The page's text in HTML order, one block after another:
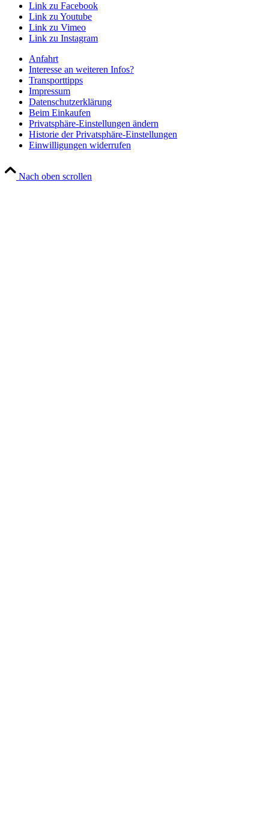
Link zu Facebook
Link zu Youtube
Link zu Vimeo
Link zu Instagram
Anfahrt
Interesse an weiteren Infos?
Transporttipps
Impressum
Datenschutzerklärung
Beim Einkaufen
Privatsphäre-Einstellungen ändern
Historie der Privatsphäre-Einstellungen
Einwilligungen widerrufen
Nach oben scrollen